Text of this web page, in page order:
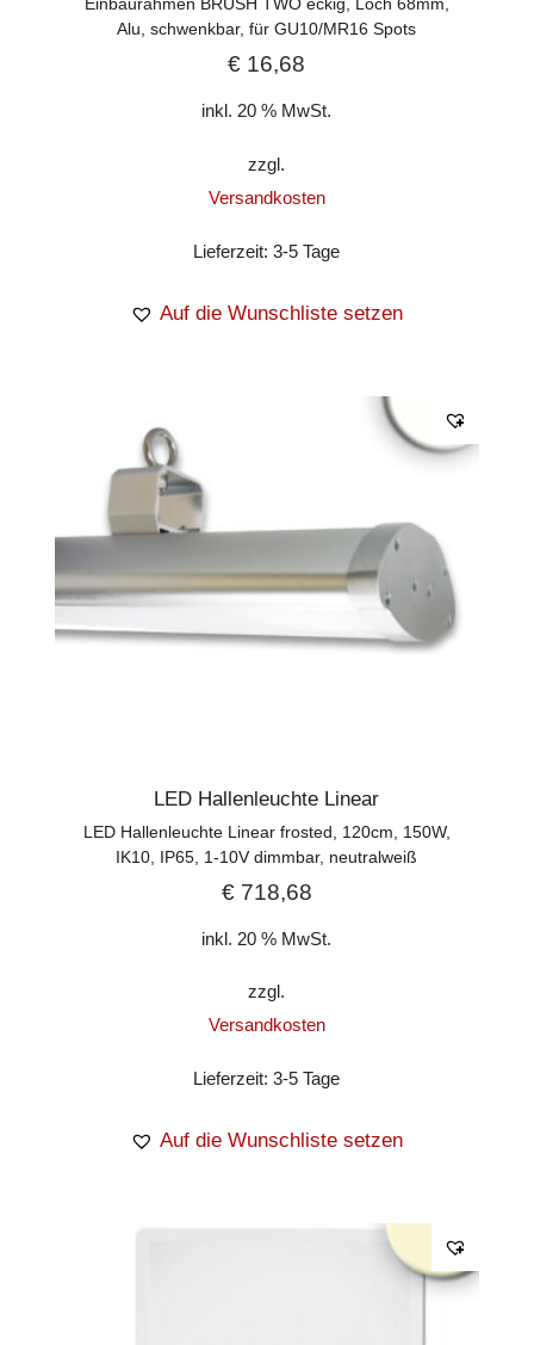
Einbaurahmen BRUSH TWO eckig, Loch 68mm,
Alu, schwenkbar, für GU10/MR16 Spots
€ 16,68
inkl. 20 % MwSt.
zzgl.
Versandkosten
Lieferzeit:3-5 Tage
Auf die Wunschliste setzen
LED Hallenleuchte Linear
LED Hallenleuchte Linear frosted, 120cm, 150W,
IK10, IP65, 1-10V dimmbar, neutralweiß
€718,68
inkl. 20 % MwSt.
zzgl.
Versandkosten
Lieferzeit:3-5 Tage
Auf die Wunschliste setzen